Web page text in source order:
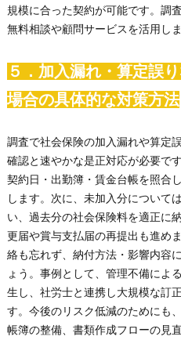
規模に合った契約が可能です。調
無料相談や顧問サービスを活用しま
５．加入漏れ・算定誤
場合の具体的な対策方法
調査で社会保険の加入漏れや算定
確認と速やかな是正対応が必要で
契約日・出勤簿・賃金台帳を照合
します。次に、未加入分について
い、過去分の社会保険料を適正に
更届や賞与支払届の再提出も進め
絡も忘れず、納付方法・影響内容
ょう。事例として、管理不備によ
生し、社労士と連携し大規模な訂
す。今後のリスク低減のためにも
帳簿の整備、書類作成フローの見